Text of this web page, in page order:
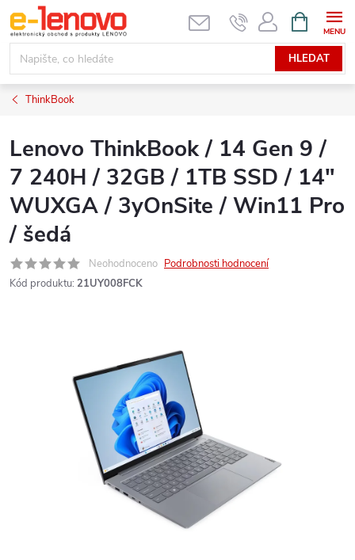
Přejít
na
obsah
HLEDAT
NÁKUPNÍ
KOŠÍK
ThinkBook
Lenovo ThinkBook / 14 Gen 9 /
7 240H / 32GB / 1TB SSD / 14"
WUXGA / 3yOnSite / Win11 Pro
/ šedá
Neohodnoceno Podrobnosti hodnocení
Kód produktu: 21UY008FCK